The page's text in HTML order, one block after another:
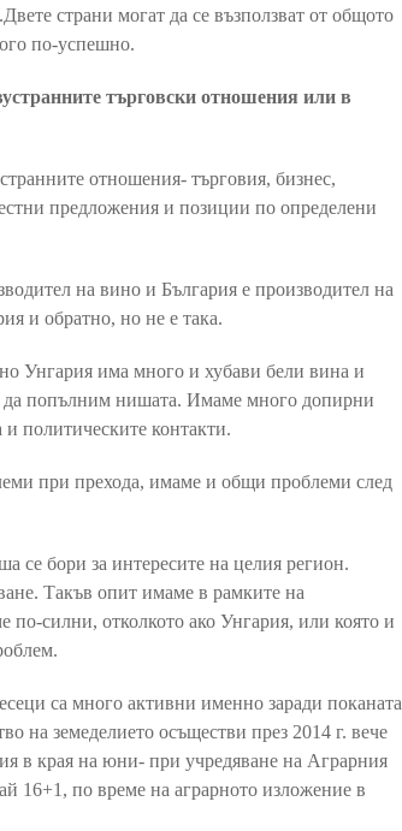
страни могат да се възползват от общото
по-успешно.
търговски отношения или в
отношения- търговия, бизнес,
предложения и позиции по определени
на вино и България е производител на
и обратно, но не е така.
Унгария има много и хубави бели вина и
да попълним нишата. Имаме много допирни
политическите контакти.
при прехода, имаме и общи проблеми след
се бори за интересите на целия регион.
Такъв опит имаме в рамките на
силни, отколкото ако Унгария, или която и
са много активни именно заради поканата
на земеделието осъществи през 2014 г. вече
в края на юни- при учредяване на Аграрния
16+1, по време на аграрното изложение в